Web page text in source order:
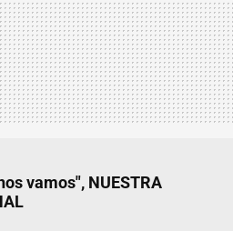
vamos", NUESTRA